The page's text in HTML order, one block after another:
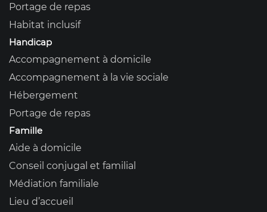
Portage de repas
Habitat inclusif
Handicap
Accompagnement à domicile
Accompagnement à la vie sociale
Hébergement
Portage de repas
Famille
Aide à domicile
Conseil conjugal et familial
Médiation familiale
Lieu d’accueil